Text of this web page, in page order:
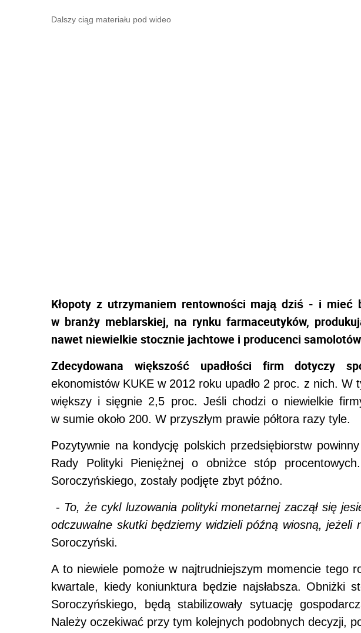
Dalszy ciąg materiału pod wideo
Kłopoty z utrzymaniem rentowności mają dziś - i mieć
w branży meblarskiej, na rynku farmaceutyków,
nawet niewielkie stocznie jachtowe i producenci
Zdecydowana większość upadłości firm dotyczy
ekonomistów KUKE w 2012 roku upadło 2 proc. z nich. W
większy i sięgnie 2,5 proc. Jeśli chodzi o niewielkie
w sumie około 200. W przyszłym prawie półtora razy tyle.
Pozytywnie na kondycję polskich przedsiębiorstw
Rady Polityki Pieniężnej o obniżce stóp
Soroczyńskiego, zostały podjęte zbyt późno.
- To, że cykl luzowania polityki monetarnej zaczął się
odczuwalne skutki będziemy widzieli późną wiosną, jeżeli
Soroczyński.
A to niewiele pomoże w najtrudniejszym momencie tego
kwartale, kiedy koniunktura będzie najsłabsza. Obniżki
Soroczyńskiego, będą stabilizowały sytuację
Należy oczekiwać przy tym kolejnych podobnych decyzji,